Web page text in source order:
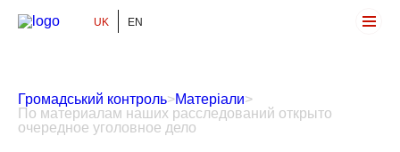
Громадський Контроль
UK EN
Громадський контроль>Матеріали>
По материалам наших расследований открыто
очередное уголовное дело